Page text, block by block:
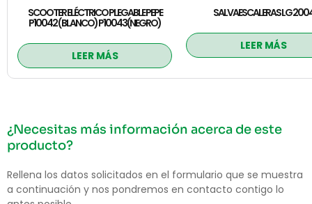
SCOOTER ELÉCTRICO PLEGABLE PEPE
P10042 ( BLANCO) P10043(NEGRO)
LEER MÁS
SALVAESCALERAS LG
LEER MÁS
¿Necesitas más información acerca de este
producto?
Rellena los datos solicitados en el formulario que se muestra
a continuación y nos pondremos en contacto contigo lo